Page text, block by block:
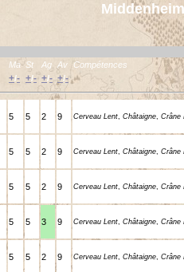
Ma St Ag Av Compétences
+/- +/- +/- +/-
5 5 2 9 Cerveau Lent, Châtaigne, Crâne
5 5 2 9 Cerveau Lent, Châtaigne, Crâne
5 5 2 9 Cerveau Lent, Châtaigne, Crâne
5 5 3 9 Cerveau Lent, Châtaigne, Crâne
5 5 2 9 Cerveau Lent, Châtaigne, Crâne